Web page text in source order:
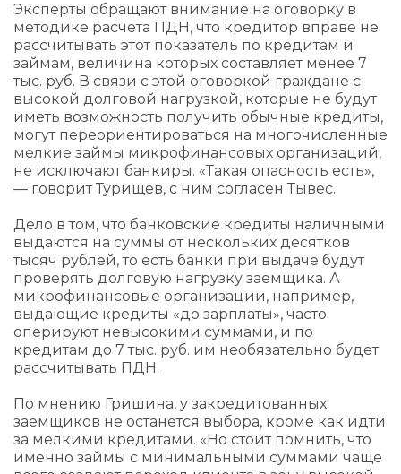
Эксперты обращают внимание на оговорку в
методике расчета ПДН, что кредитор вправе не
рассчитывать этот показатель по кредитам и
займам, величина которых составляет менее 7
тыс. руб. В связи с этой оговоркой граждане с
высокой долговой нагрузкой, которые не будут
иметь возможность получить обычные кредиты,
могут переориентироваться на многочисленные
мелкие займы микрофинансовых организаций,
не исключают банкиры. «Такая опасность есть»,
— говорит Турищев, с ним согласен Тывес.
Дело в том, что банковские кредиты наличными
выдаются на суммы от нескольких десятков
тысяч рублей, то есть банки при выдаче будут
проверять долговую нагрузку заемщика. А
микрофинансовые организации, например,
выдающие кредиты «до зарплаты», часто
оперируют невысокими суммами, и по
кредитам до 7 тыс. руб. им необязательно будет
рассчитывать ПДН.
По мнению Гришина, у закредитованных
заемщиков не останется выбора, кроме как идти
за мелкими кредитами. «Но стоит помнить, что
именно займы с минимальными суммами чаще